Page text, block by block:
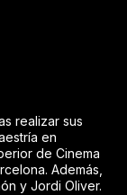
realizar sus
en
de Cinema
Además,
y Jordi Oliver.